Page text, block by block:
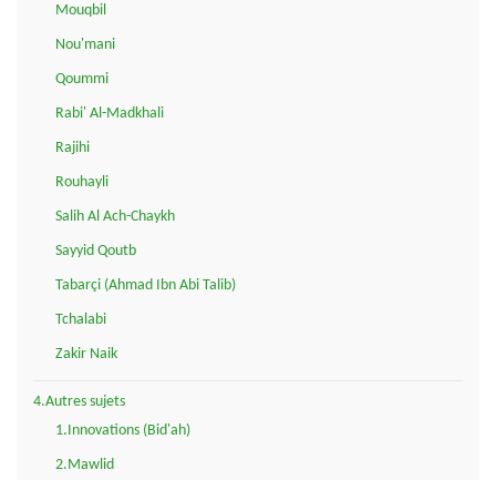
Mouqbil
Nou'mani
Qoummi
Rabi' Al-Madkhali
Rajihi
Rouhayli
Salih Al Ach-Chaykh
Sayyid Qoutb
Tabarçi (Ahmad Ibn Abi Talib)
Tchalabi
Zakir Naik
4.Autres sujets
1.Innovations (Bid'ah)
2.Mawlid